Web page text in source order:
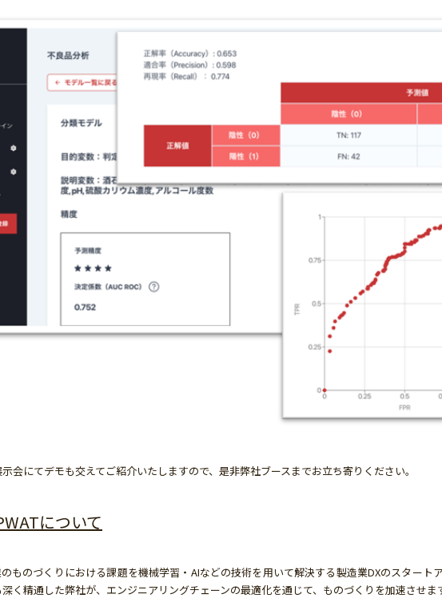
会にてデモも交えてご紹介いたしますので、是非弊社ブースまでお立ち寄りください。
について
のものづくりにおける課題を機械学習・AIなどの技術を用いて解決する製造業DXのスタート
く精通した弊社が、エンジニアリングチェーンの最適化を通じて、ものづくりを加速させま